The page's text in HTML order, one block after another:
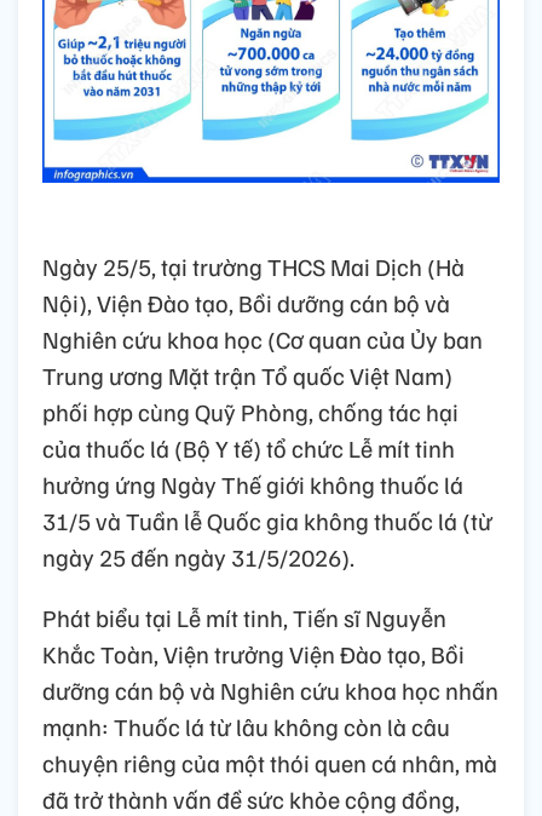
Ngày 25/5, tại trường THCS Mai Dịch (Hà
Nội), Viện Đào tạo, Bồi dưỡng cán bộ và
Nghiên cứu khoa học (Cơ quan của Ủy ban
Trung ương Mặt trận Tổ quốc Việt Nam)
phối hợp cùng Quỹ Phòng, chống tác hại
của thuốc lá (Bộ Y tế) tổ chức Lễ mít tinh
hưởng ứng Ngày Thế giới không thuốc lá
31/5 và Tuần lễ Quốc gia không thuốc lá (từ
ngày 25 đến ngày 31/5/2026).
Phát biểu tại Lễ mít tinh, Tiến sĩ Nguyễn
Khắc Toàn, Viện trưởng Viện Đào tạo, Bồi
dưỡng cán bộ và Nghiên cứu khoa học nhấn
mạnh: Thuốc lá từ lâu không còn là câu
chuyện riêng của một thói quen cá nhân, mà
đã trở thành vấn đề sức khỏe cộng đồng,